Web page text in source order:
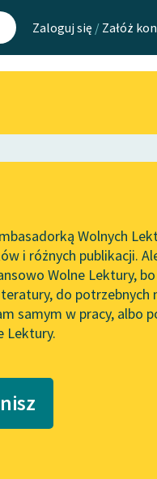
Zaloguj się / Załóż
Lektur
Lektur
formacie PDF
O
Wolnych
i różnych publikacji.
Wolne Lektury, bo
do potrzebnych
samym w pracy, albo
Lektury.